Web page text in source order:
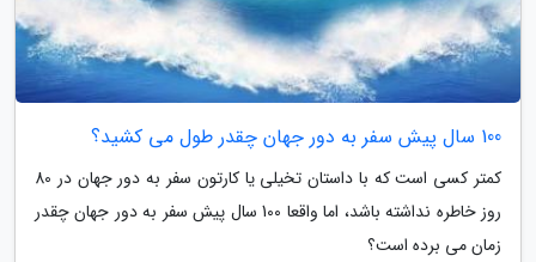
100 سال پیش سفر به دور جهان چقدر طول می کشید؟
کمتر کسی است که با داستان تخیلی یا کارتون سفر به دور جهان در 80
روز خاطره نداشته باشد، اما واقعا 100 سال پیش سفر به دور جهان چقدر
زمان می برده است؟